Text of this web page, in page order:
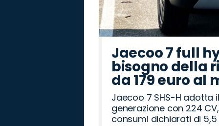
Jaecoo 7 full
bisogno della
da 179 euro al
Jaecoo 7 SHS-H adotta
generazione con 224
consumi dichiarati di 5,5